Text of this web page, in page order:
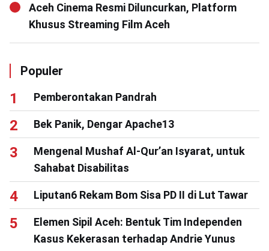
Aceh Cinema Resmi Diluncurkan, Platform
Khusus Streaming Film Aceh
Populer
Pemberontakan Pandrah
Bek Panik, Dengar Apache13
Mengenal Mushaf Al-Qur’an Isyarat, untuk
Sahabat Disabilitas
Liputan6 Rekam Bom Sisa PD II di Lut Tawar
Elemen Sipil Aceh: Bentuk Tim Independen
Kasus Kekerasan terhadap Andrie Yunus